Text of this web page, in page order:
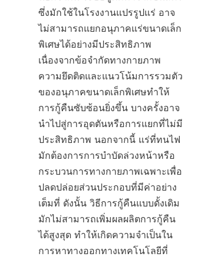
ซึ่งมักใช้ในโรงงานแปรรูปแร่ อาจ
ไม่สามารถแยกอนุภาคแร่ขนาดเล็ก
พิเศษได้อย่างมีประสิทธิภาพ
เนื่องจากข้อจำกัดทางกายภาพ
ความยึดติดและแนวโน้มการรวมตัว
ของอนุภาคขนาดเล็กพิเศษทำให้
การกู้คืนซับซ้อนยิ่งขึ้น บางครั้งอาจ
นำไปสู่การอุดตันหรือการแยกที่ไม่มี
ประสิทธิภาพ นอกจากนี้ แร่ที่ทนไฟ
มักต้องการการบำบัดล่วงหน้าหรือ
กระบวนการทางกายภาพเฉพาะเพื่อ
ปลดปล่อยส่วนประกอบที่มีค่าอย่าง
เต็มที่ ดังนั้น วิธีการกู้คืนแบบดั้งเดิม
มักไม่สามารถเพิ่มผลผลิตการกู้คืน
ได้สูงสุด ทำให้เกิดความจำเป็นใน
การหาทางออกทางเทคโนโลยีที่